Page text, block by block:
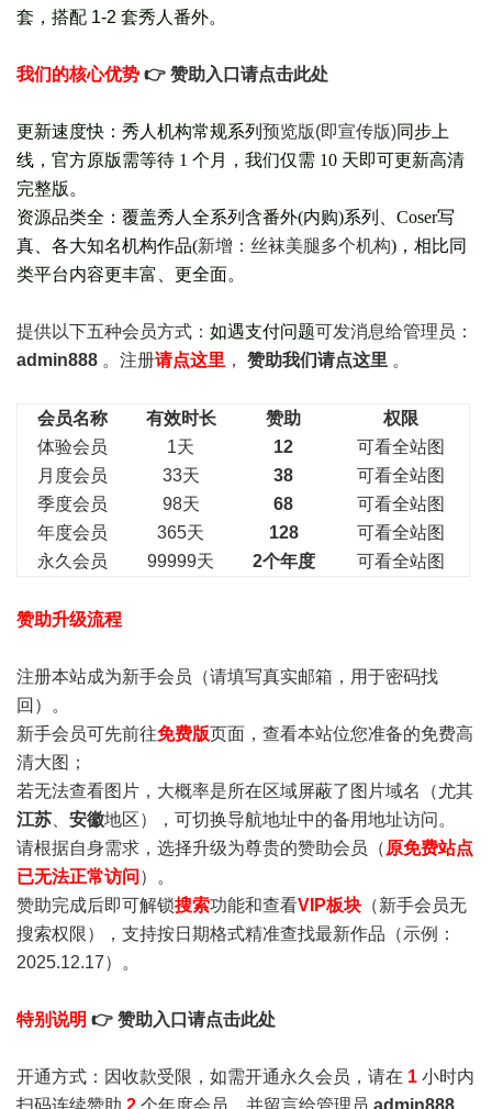
套， 搭配 1-2 套秀人番外。
我们的核心优势 👉 赞助入口请点击此处
更新速度快：秀人机构常规系列 预览版(即宣传版)同步上
线，官方原版需等待 1 个月，我们仅需 10 天即可更新高清
完整版。
资源品类全：覆盖秀人全系列含番外(内购)系列、Coser写
真、各大知名机构作品(新增：丝袜美腿多个机构)，相比同
类平台内容更丰富、更全面。
提供以下五种会员方式： 如遇支付问题可发消息给管理员：
admin888 。注册请点这里 ， 赞助我们请点这里 。
会员名称 有效时长 赞助
权限
体验会员
1天 12
可看全站图
月度会员
33天 38
可看全站图
季度会员
98天 68
可看全站图
年度会员
365天 128
可看全站图
永久会员
99999天 2个年度 可看全站图
赞助升级流程
注册本站成为新手会员 （请填写真实邮箱，用于密码找
回）。
新手会员可先前往免费版页面，查看本站位您准备的免费高
清大图；
若无法查看图片，大概率是所在区域屏蔽了图片域名（尤其
江苏
安徽地区），可切换导航地址中的备用地址访问。
请根据自身需求，选择升级为尊贵的赞助会员（ 原免费站点
已无法正常访问 ）。
赞助完成后即可解锁搜索功能和查看VIP板块 （新手会员无
搜索权限），支持按日期格式精准查找最新作品（示例：
2025.12.17）。
特别说明 👉 赞助入口请点击此处
开通方式：因收款受限，如需开通永久会员，请在 1 小时内
扫码连续赞助 2 个年度会员，并留言给管理员 admin888